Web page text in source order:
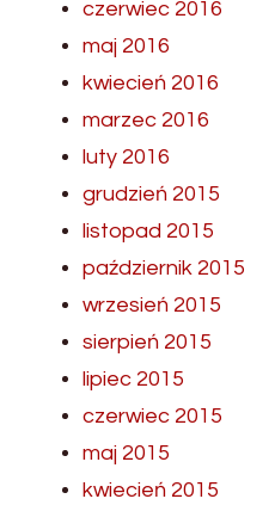
czerwiec 2016
maj 2016
kwiecień 2016
marzec 2016
luty 2016
grudzień 2015
listopad 2015
październik 2015
wrzesień 2015
sierpień 2015
lipiec 2015
czerwiec 2015
maj 2015
kwiecień 2015